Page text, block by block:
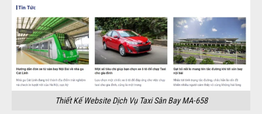
Thiết Kế Website Dịch Vụ Taxi Sân Bay MA-658